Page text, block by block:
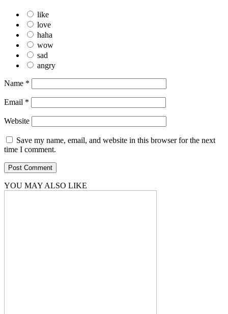
like
love
haha
wow
sad
angry
Name *
Email *
Website
Save my name, email, and website in this browser for the next
time I comment.
YOU MAY ALSO LIKE